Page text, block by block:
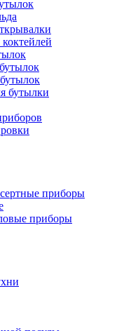
бутылки
приборы
приборы